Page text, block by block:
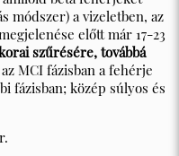
módszer) a vizeletben, az
előtt már 17-23
szűrésére, továbbá
MCI fázisban a fehérje
fázisban; közép súlyos és